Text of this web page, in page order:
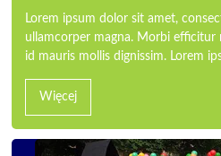
Lorem ipsum dolor sit amet,
ullamcorper magna. Morbi
id mauris mollis dignissim. Lorem
Więcej